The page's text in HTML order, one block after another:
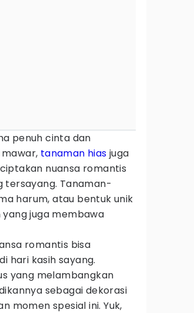
penuh cinta dan
tanaman hias juga
nuansa romantis
tersayang. Tanaman-
harum, atau bentuk unik
yang juga membawa
romantis bisa
hari kasih sayang.
yang melambangkan
sebagai dekorasi
momen spesial ini. Yuk,